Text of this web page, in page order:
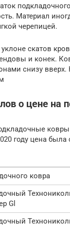
Материал
черепицей.
скатов
и конек.
снизу вверх.
о цене на
году цена
ковра
Gl